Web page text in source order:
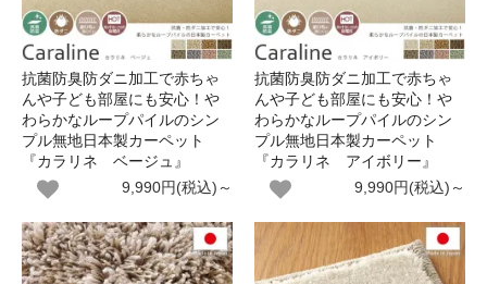
抗菌防臭防ダニ加工で赤ちゃ
んや子ども部屋にも安心！や
わらかなループパイルのシン
プル無地日本製カーペット
『カラリネ ベージュ』
9,990円(税込)～
抗菌防臭防ダニ加工で赤ちゃ
んや子ども部屋にも安心！や
わらかなループパイルのシン
プル無地日本製カーペット
『カラリネ アイボリー』
9,990円(税込)～